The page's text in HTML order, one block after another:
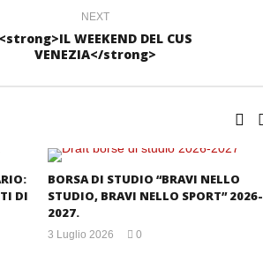
NEXT
<strong>IL WEEKEND DEL CUS
VENEZIA</strong>
DI
BORSA DI STUDIO “BRAVI NELLO
STUDIO, BRAVI NELLO SPORT” 2026-
2027.
3 Luglio 2026
0